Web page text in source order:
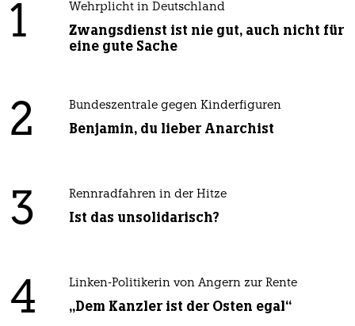
1 Wehrplicht in Deutschland
Zwangsdienst ist nie gut, auch nicht für
eine gute Sache
2 Bundeszentrale gegen Kinderfiguren
Benjamin, du lieber Anarchist
3 Rennradfahren in der Hitze
Ist das unsolidarisch?
4 Linken-Politikerin von Angern zur Rente
„Dem Kanzler ist der Osten egal“